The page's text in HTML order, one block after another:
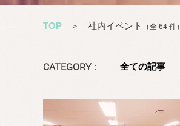
TOP > 社内イベント （全 64 件）
CATEGORY : 全ての記事